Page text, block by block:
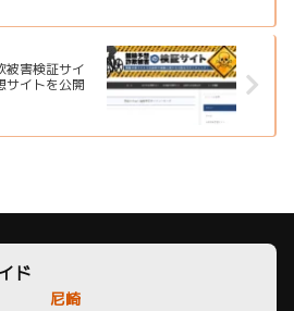
被害検証サイ
サイトを公開
ド
尼崎